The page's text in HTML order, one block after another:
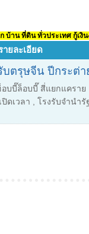
บ้าน ที่ดิน ทั่วประเทศ กู้เงิ
ายละเอียด
ตรุษจีน ปีกระต่า
บบี๊ล็อบบี๊ สี่แยกแคราย
ดเวลา
โรงรับจํานํา